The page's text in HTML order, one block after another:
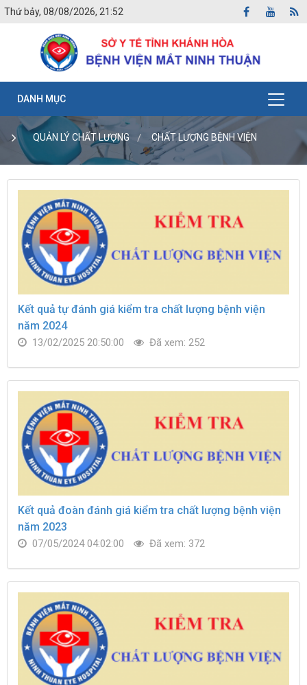
Thứ bảy, 08/08/2026, 21:52
DANH MỤC
QUẢN LÝ CHẤT LƯỢNG CHẤT LƯỢNG BỆNH VIỆN
Kết quả tự đánh giá kiểm tra chất lượng bệnh viện
năm 2024
13/02/2025 20:50:00 Đã xem: 252
Kết quả đoàn đánh giá kiểm tra chất lượng bệnh viện
năm 2023
07/05/2024 04:02:00 Đã xem: 372